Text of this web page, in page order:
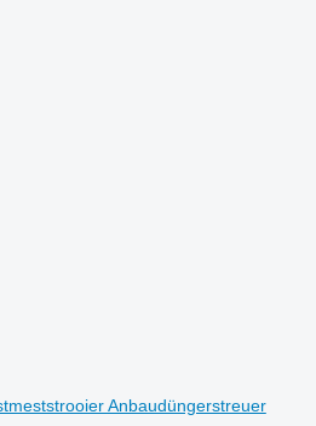
Anbaudüngerstreuer